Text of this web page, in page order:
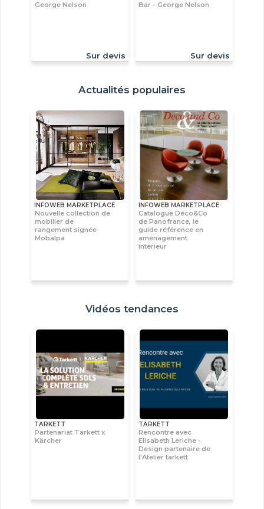
George Nelson
Sur devis
Bar - George Nelson
Sur devis
Actualités populaires
INFOWEB MARKETPLACE
Nouvelle collection de
mobilier de
rangement signée
Mobalpa
INFOWEB MARKETPLACE
Catalogue Déco&Co
de Panofrance, le
guide référence en
aménagement
intérieur
Vidéos tendances
TARKETT
Partenariat Tarkett x
Kärcher
TARKETT
Rencontre avec
Elisabeth Leriche -
Design partenaire de
l'Atelier tarkett